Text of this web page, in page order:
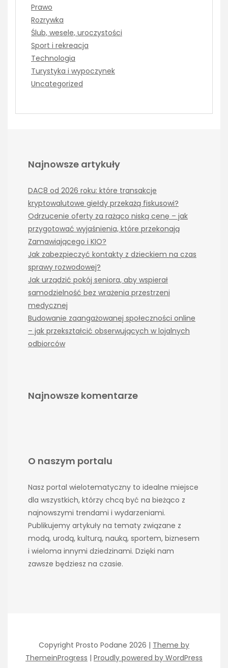
Prawo
Rozrywka
Ślub, wesele, uroczystości
Sport i rekreacja
Technologia
Turystyka i wypoczynek
Uncategorized
Najnowsze artykuły
DAC8 od 2026 roku: które transakcje
kryptowalutowe giełdy przekażą fiskusowi?
Odrzucenie oferty za rażąco niską cenę – jak
przygotować wyjaśnienia, które przekonają
Zamawiającego i KIO?
Jak zabezpieczyć kontakty z dzieckiem na czas
sprawy rozwodowej?
Jak urządzić pokój seniora, aby wspierał
samodzielność bez wrażenia przestrzeni
medycznej
Budowanie zaangażowanej społeczności online
– jak przekształcić obserwujących w lojalnych
odbiorców
Najnowsze komentarze
O naszym portalu
Nasz portal wielotematyczny to idealne miejsce
dla wszystkich, którzy chcą być na bieżąco z
najnowszymi trendami i wydarzeniami.
Publikujemy artykuły na tematy związane z
modą, urodą, kulturą, nauką, sportem, biznesem
i wieloma innymi dziedzinami. Dzięki nam
zawsze będziesz na czasie.
Copyright Prosto Podane 2026 | Theme by
ThemeinProgress | Proudly powered by WordPress